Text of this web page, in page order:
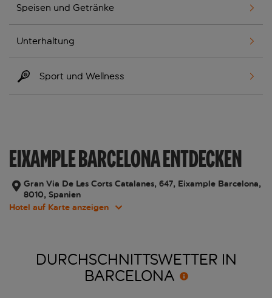
Speisen und Getränke
Unterhaltung
Sport und Wellness
EIXAMPLE BARCELONA ENTDECKEN
Gran Via De Les Corts Catalanes, 647, Eixample Barcelona,
8010, Spanien
Hotel auf Karte anzeigen
DURCHSCHNITTSWETTER IN
BARCELONA